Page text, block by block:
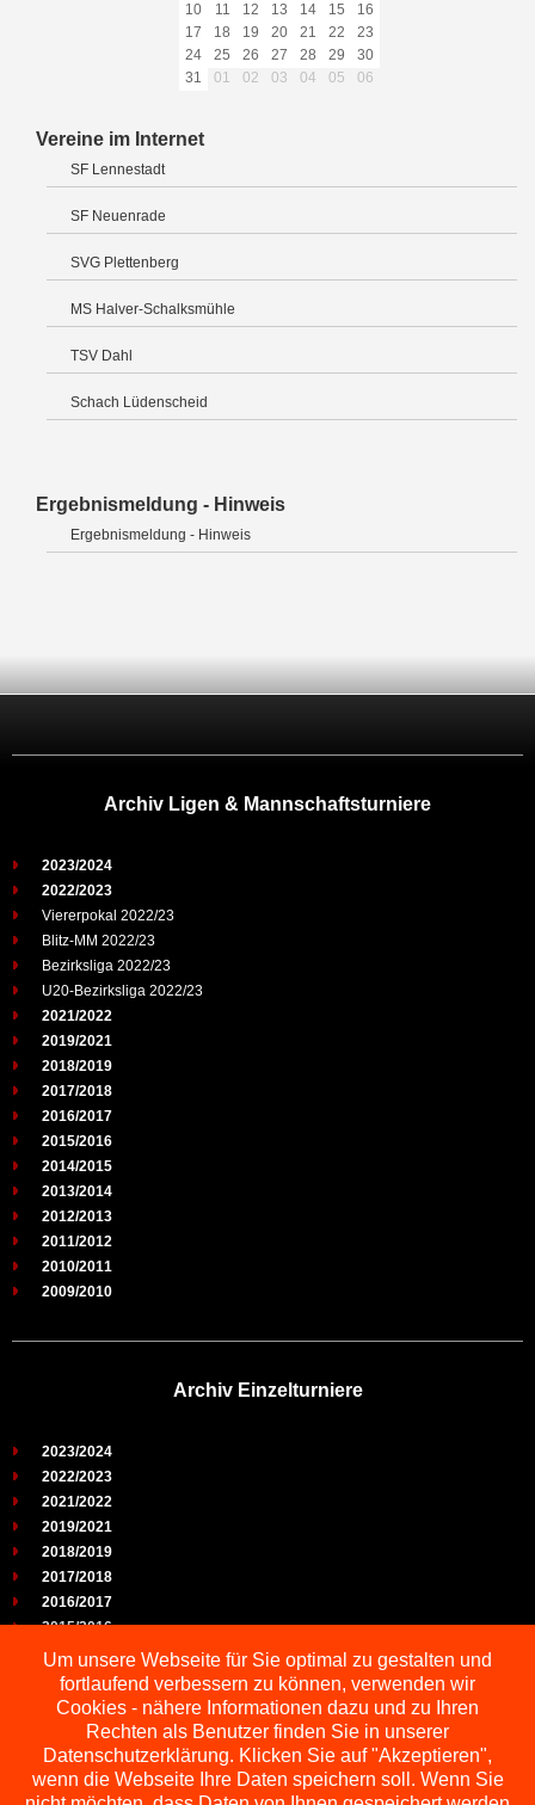
10
11 12 13 14 15
16
17
18 19 20 21 22
23
24
25 26 27 28 29
30
31
01 02 03 04 05 06
Vereine im Internet
SF Lennestadt
SF Neuenrade
SVG Plettenberg
MS Halver-Schalksmühle
TSV Dahl
Schach Lüdenscheid
Ergebnismeldung - Hinweis
Ergebnismeldung - Hinweis
Archiv Ligen & Mannschaftsturniere
2023/2024
2022/2023
Viererpokal 2022/23
Blitz-MM 2022/23
Bezirksliga 2022/23
U20-Bezirksliga 2022/23
2021/2022
2019/2021
2018/2019
2017/2018
2016/2017
2015/2016
2014/2015
2013/2014
2012/2013
2011/2012
2010/2011
2009/2010
Archiv Einzelturniere
2023/2024
2022/2023
2021/2022
2019/2021
2018/2019
2017/2018
2016/2017
2015/2016
2014/2015
2013/2014
2012/2013
2011/2012
2010/2011
2009/2010
Um unsere Webseite für Sie optimal zu gestalten und
fortlaufend verbessern zu können, verwenden wir
Cookies - nähere Informationen dazu und zu Ihren
Rechten als Benutzer finden Sie in unserer
Datenschutzerklärung. Klicken Sie auf "Akzeptieren",
wenn die Webseite Ihre Daten speichern soll. Wenn Sie